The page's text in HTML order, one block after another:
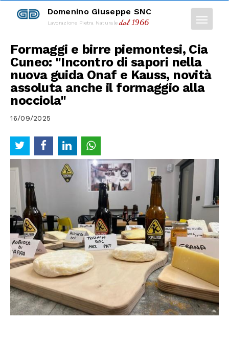
Domenino Giuseppe SNC
Lavorazione Pietra Naturaledal 1966
Formaggi e birre piemontesi, Cia
Cuneo: "Incontro di sapori nella
nuova guida Onaf e Kauss, novità
assoluta anche il formaggio alla
nocciola"
16/09/2025